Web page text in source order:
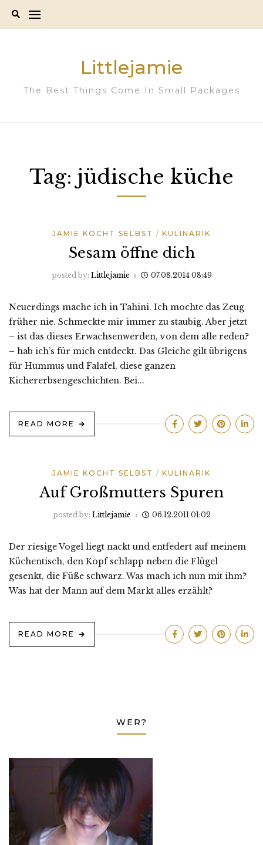
Littlejamie
The Best Things Come In Small Packages
Tag: jüdische küche
JAMIE KOCHT SELBST KULINARIK
Sesam öffne dich
posted by: Littlejamie 07.08.2014 08:49
Neuerdings mache ich in Tahini. Ich mochte das Zeug
früher nie. Schmeckte mir immer zu staubig. Aber jetzt
– ist das dieses Erwachsenwerden, von dem alle reden?
– hab ich’s für mich entdeckt. Das Gleiche gilt übrigens
für Hummus und Falafel, diese ganzen
Kichererbsengeschichten. Bei...
READ MORE
JAMIE KOCHT SELBST KULINARIK
Auf Großmutters Spuren
posted by: Littlejamie 06.12.2011 01:02
Der riesige Vogel liegt nackt und entfedert auf meinem
Küchentisch, den Kopf schlapp neben die Flügel
gesenkt, die Füße schwarz. Was mach ich nun mit ihm?
Was hat der Mann auf dem Markt alles erzählt?
READ MORE
WER?